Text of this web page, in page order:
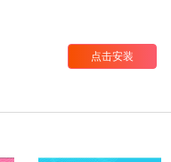
点击安装